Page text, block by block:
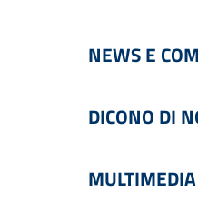
NEWS E
DICONO DI
MULTIMEDIA